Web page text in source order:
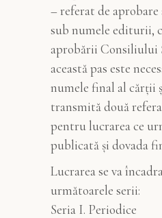
– referat de
sub numele editurii,
aprobării
această pas este
numele final al cărții
transmită două
pentru lucrarea ce
publicată și dovada
Lucrarea se va
următoarele serii:
Seria I. Periodice